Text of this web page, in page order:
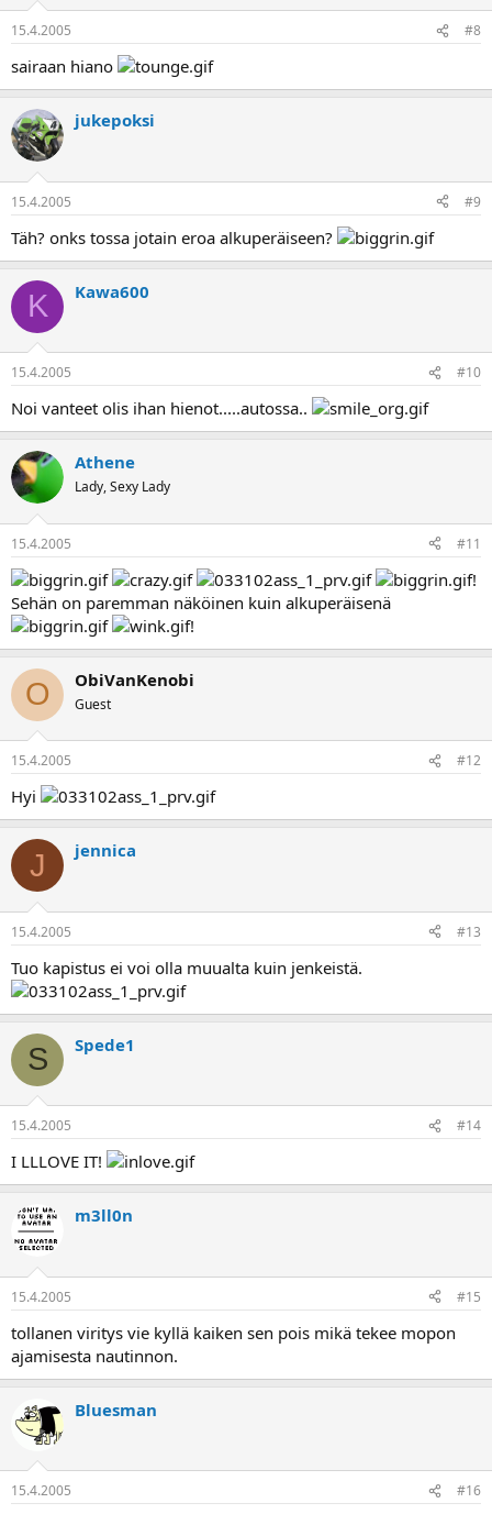
15.4.2005 #8
sairaan hiano
jukepoksi
15.4.2005 #9
Täh? onks tossa jotain eroa alkuperäiseen?
K Kawa600
15.4.2005 #10
Noi vanteet olis ihan hienot.....autossa..
Athene
Lady, Sexy Lady
15.4.2005 #11
!
Sehän on paremman näköinen kuin alkuperäisenä
!
O ObiVanKenobi
Guest
15.4.2005 #12
Hyi
J jennica
15.4.2005 #13
Tuo kapistus ei voi olla muualta kuin jenkeistä.
S Spede1
15.4.2005 #14
I LLLOVE IT!
m3ll0n
15.4.2005 #15
tollanen viritys vie kyllä kaiken sen pois mikä tekee mopon
ajamisesta nautinnon.
Bluesman
15.4.2005 #16